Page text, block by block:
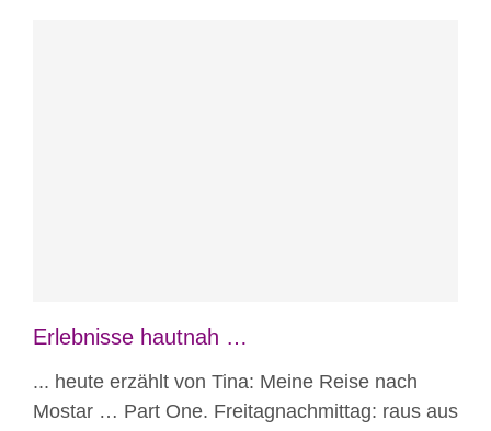
Erlebnisse hautnah …
... heute erzählt von Tina: Meine Reise nach
Mostar … Part One. Freitagnachmittag: raus aus